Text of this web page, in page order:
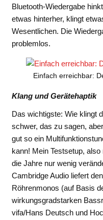
Bluetooth-Wiedergabe
etwas hinterher, klingt
Wesentlichen. Die
problemlos.
Einfach erreichbar:
Klang und Gerätehaptik
Das wichtigste: Wie klingt
schwer, das zu sagen,
gut so ein
kann! Mein Testsetup,
die Jahre nur wenig
Cambridge Audio liefert
Röhrenmonos (auf Basis
wirkungsgradstarken
vifa/Hans Deutsch und